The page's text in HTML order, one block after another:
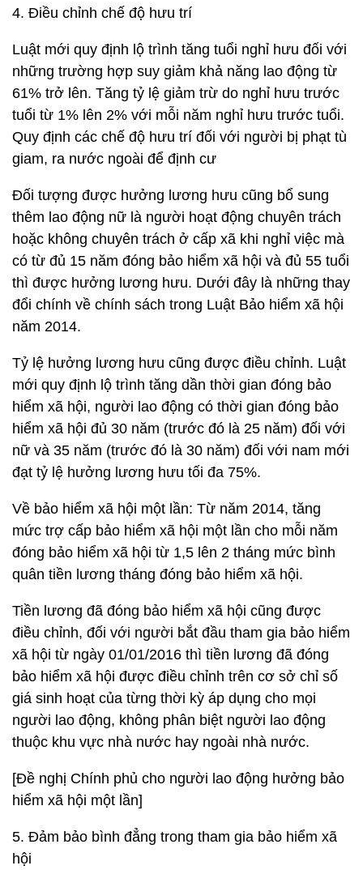
4. Điều chỉnh chế độ hưu trí
Luật mới quy định lộ trình tăng tuổi nghỉ hưu đối với
những trường hợp suy giảm khả năng lao động từ
61% trở lên. Tăng tỷ lệ giảm trừ do nghỉ hưu trước
tuổi từ 1% lên 2% với mỗi năm nghỉ hưu trước tuổi.
Quy định các chế độ hưu trí đối với người bị phạt tù
giam, ra nước ngoài để định cư
Đối tượng được hưởng lương hưu cũng bổ sung
thêm lao động nữ là người hoạt động chuyên trách
hoặc không chuyên trách ở cấp xã khi nghỉ việc mà
có từ đủ 15 năm đóng bảo hiểm xã hội và đủ 55 tuổi
thì được hưởng lương hưu. Dưới đây là những thay
đổi chính về chính sách trong Luật Bảo hiểm xã hội
năm 2014.
Tỷ lệ hưởng lương hưu cũng được điều chỉnh. Luật
mới quy định lộ trình tăng dần thời gian đóng bảo
hiểm xã hội, người lao động có thời gian đóng bảo
hiểm xã hội đủ 30 năm (trước đó là 25 năm) đối với
nữ và 35 năm (trước đó là 30 năm) đối với nam mới
đạt tỷ lệ hưởng lương hưu tối đa 75%.
Về bảo hiểm xã hội một lần: Từ năm 2014, tăng
mức trợ cấp bảo hiểm xã hội một lần cho mỗi năm
đóng bảo hiểm xã hội từ 1,5 lên 2 tháng mức bình
quân tiền lương tháng đóng bảo hiểm xã hội.
Tiền lương đã đóng bảo hiểm xã hội cũng được
điều chỉnh, đối với người bắt đầu tham gia bảo hiểm
xã hội từ ngày 01/01/2016 thì tiền lương đã đóng
bảo hiểm xã hội được điều chỉnh trên cơ sở chỉ số
giá sinh hoạt của từng thời kỳ áp dụng cho mọi
người lao động, không phân biệt người lao động
thuộc khu vực nhà nước hay ngoài nhà nước.
[Đề nghị Chính phủ cho người lao động hưởng bảo
hiểm xã hội một lần]
5. Đảm bảo bình đẳng trong tham gia bảo hiểm xã
hội